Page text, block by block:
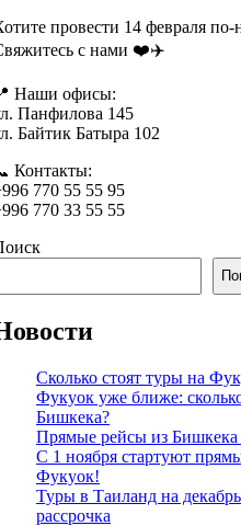
провести 14 февраля
с нами ❤️✈️
Наши офисы:
Панфилова 145
Байтик Батыра 102
Контакты:
770 55 55 95
770 33 55 55
Сколько стоят туры на
Фукуок уже ближе:
Бишкека?
Прямые рейсы из Бишкека
С 1 ноября стартуют
Фукуок!
Туры в Таиланд на
рассрочка